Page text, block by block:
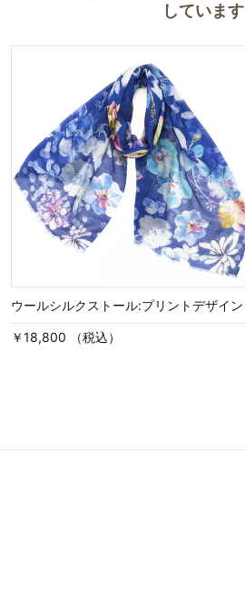
しています
ウールシルクストール:プリントデザイン
￥18,800 （税込）